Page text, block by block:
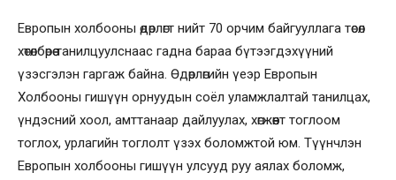
Европын холбооны өдөрлөгт нийт 70 орчим байгууллага төсөл
хөтөлбөрөө танилцуулснаас гадна бараа бүтээгдэхүүний
үзэсгэлэн гаргаж байна. Өдөрлөгийн үеэр Европын
Холбооны гишүүн орнуудын соёл уламжлалтай танилцах,
үндэсний хоол, амттанаар дайлуулах, хөгжөөнт тоглоом
тоглох, урлагийн тоглолт үзэх боломжтой юм. Түүнчлэн
Европын холбооны гишүүн улсууд руу аялах боломж,